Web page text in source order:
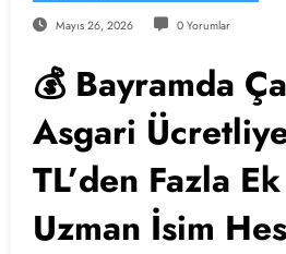
Mayıs 26, 2026 0 Yorumlar
💰 Bayramda
Asgari
TL’den Fazla
Uzman İsim